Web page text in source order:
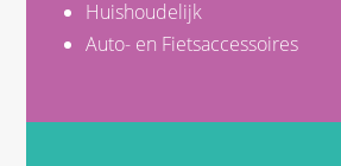
Huishoudelijk
Auto- en Fietsaccessoires